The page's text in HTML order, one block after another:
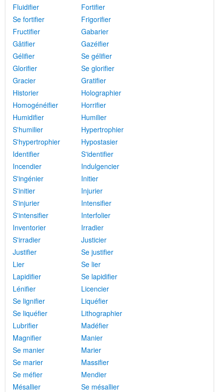
Fluidifier
Fortifier
Se fortifier
Frigorifier
Fructifier
Gabarier
Gâtifier
Gazéifier
Gélifier
Se gélifier
Glorifier
Se glorifier
Gracier
Gratifier
Historier
Holographier
Homogénéifier
Horrifier
Humidifier
Humilier
S'humilier
Hypertrophier
S'hypertrophier
Hypostasier
Identifier
S'identifier
Incendier
Indulgencier
S'ingénier
Initier
S'initier
Injurier
S'injurier
Intensifier
S'intensifier
Interfolier
Inventorier
Irradier
S'irradier
Justicier
Justifier
Se justifier
Lier
Se lier
Lapidifier
Se lapidifier
Lénifier
Licencier
Se lignifier
Liquéfier
Se liquéfier
Lithographier
Lubrifier
Madéfier
Magnifier
Manier
Se manier
Marier
Se marier
Massifier
Se méfier
Mendier
Mésallier
Se mésallier